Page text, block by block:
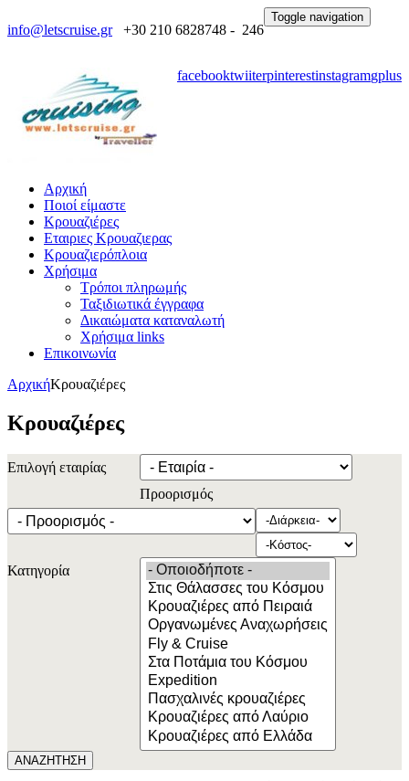
info@letscruise.gr +30 210 6828748 - 246
facebooktwiiterpinterestinstagramgplus
Toggle navigation
Αρχική
Ποιοί είμαστε
Κρουαζιέρες
Εταιριες Κρουαζιερας
Κρουαζιερόπλοια
Χρήσιμα
Τρόποι πληρωμής
Ταξιδιωτικά έγγραφα
Δικαιώματα καταναλωτή
Χρήσιμα links
Επικοινωνία
ΑρχικήΚρουαζιέρες
Κρουαζιέρες
Επιλογή εταιρίας
Προορισμός
Κατηγορία
ΑΝΑΖΗΤΗΣΗ